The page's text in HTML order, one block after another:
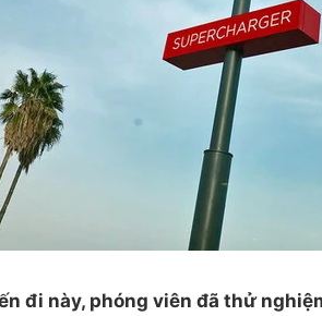
đi này, phóng viên đã thử